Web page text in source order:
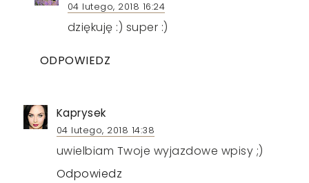
04 lutego, 2018 16:24
dziękuję :) super :)
ODPOWIEDZ
Kaprysek
04 lutego, 2018 14:38
uwielbiam Twoje wyjazdowe wpisy ;)
Odpowiedz